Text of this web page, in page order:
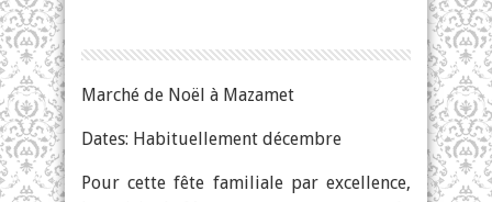
Marché de Noël à Mazamet
Dates: Habituellement décembre
Pour cette fête familiale par excellence,